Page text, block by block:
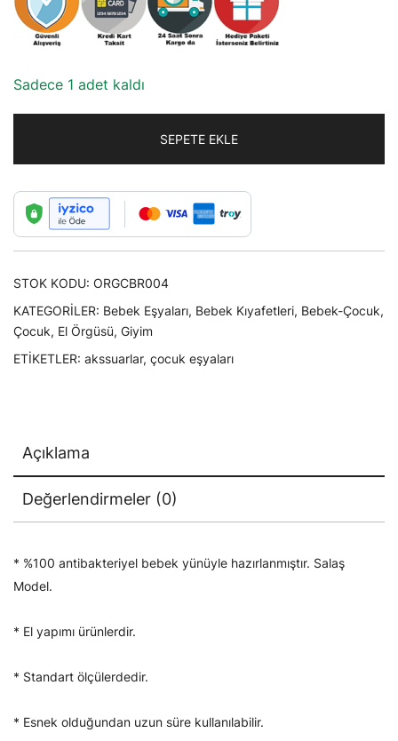
Sadece 1 adet kaldı
SEPETE EKLE
STOK KODU: ORGCBR004
KATEGORILER: Bebek Eşyaları, Bebek Kıyafetleri, Bebek-Çocuk,
Çocuk, El Örgüsü, Giyim
ETIKETLER: akssuarlar, çocuk eşyaları
Açıklama
Değerlendirmeler (0)
* %100 antibakteriyel bebek yünüyle hazırlanmıştır. Salaş
Model.
* El yapımı ürünlerdir.
* Standart ölçülerdedir.
* Esnek olduğundan uzun süre kullanılabilir.